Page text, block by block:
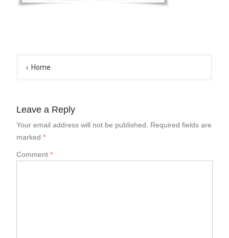
navigation
Home
Leave a Reply
Your email address will not be published.
Required fields are
marked *
Comment *